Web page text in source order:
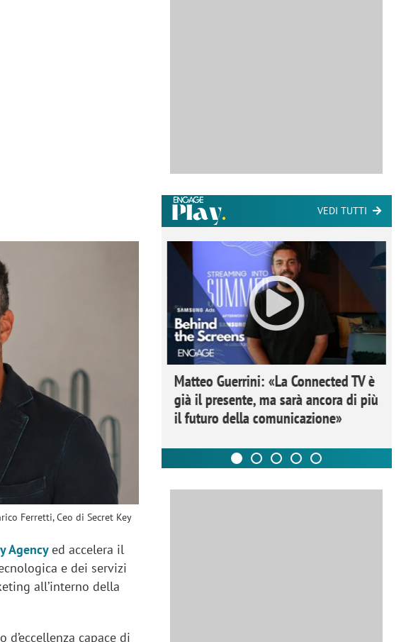
Ferretti, Ceo di Secret Key
Agency ed accelera il
e dei servizi
all’interno della
capace di
VEDI TUTTI
agli eventi: come la
punta a eliminare lo
Matteo Guerrini: «La Connected TV è
già il presente, ma sarà ancora di più
il futuro della comunicazione»